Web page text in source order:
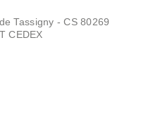
Tassigny - CS 80269
CEDEX